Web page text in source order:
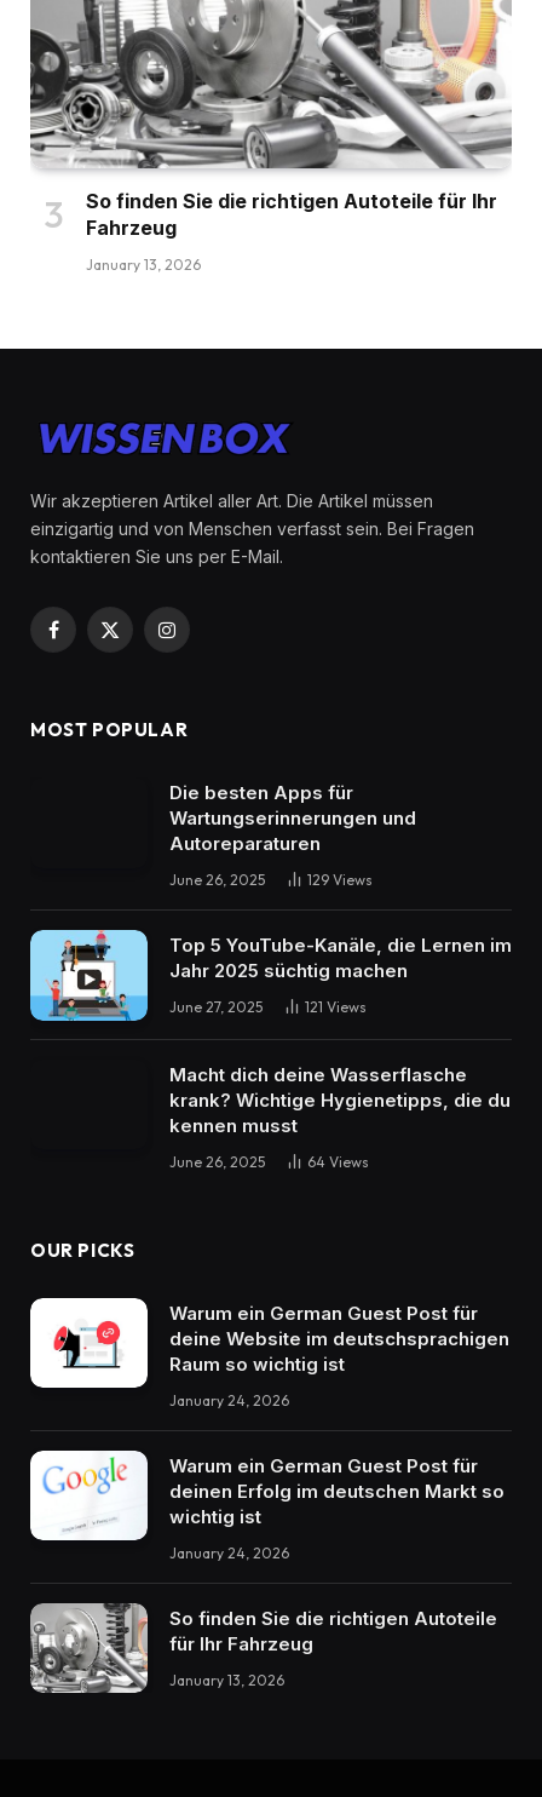
So finden Sie die richtigen Autoteile für Ihr
Fahrzeug
January 13, 2026
Wir akzeptieren Artikel aller Art. Die Artikel müssen
einzigartig und von Menschen verfasst sein. Bei Fragen
kontaktieren Sie uns per E-Mail.
Facebook
X
Instagram
MOST POPULAR
Die besten Apps für
Wartungserinnerungen und
Autoreparaturen
June 26, 2025 129 Views
Top 5 YouTube-Kanäle, die Lernen im
Jahr 2025 süchtig machen
June 27, 2025 121 Views
Macht dich deine Wasserflasche
krank? Wichtige Hygienetipps, die du
kennen musst
June 26, 2025 64 Views
OUR PICKS
Warum ein German Guest Post für
deine Website im deutschsprachigen
Raum so wichtig ist
January 24, 2026
Warum ein German Guest Post für
deinen Erfolg im deutschen Markt so
wichtig ist
January 24, 2026
So finden Sie die richtigen Autoteile
für Ihr Fahrzeug
January 13, 2026